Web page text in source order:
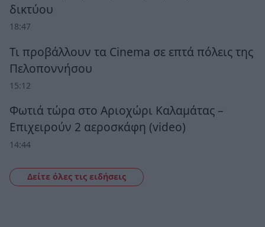
δικτύου
18:47
Τι προβάλλουν τα Cinema σε επτά πόλεις της
Πελοποννήσου
15:12
Φωτιά τώρα στο Αριοχώρι Καλαμάτας –
Επιχειρούν 2 αεροσκάφη (video)
14:44
Δείτε όλες τις ειδήσεις